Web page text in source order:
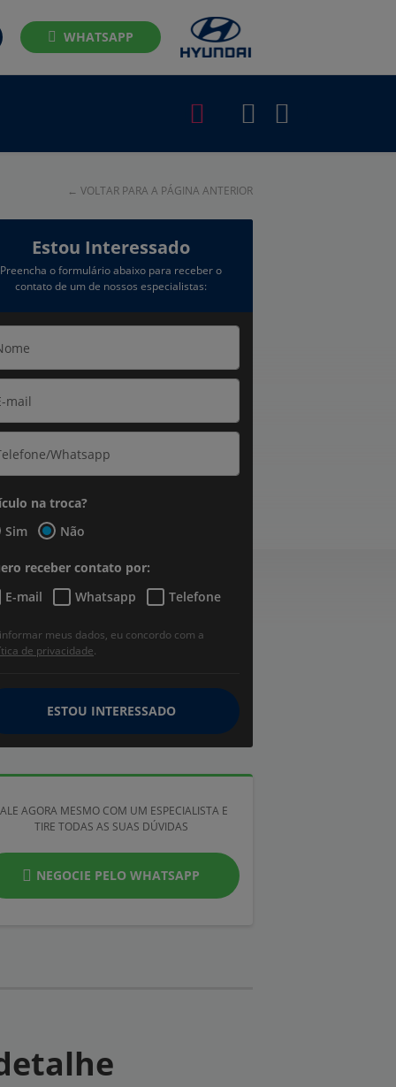
WHATSAPP
← VOLTAR PARA A PÁGINA ANTERIOR
Estou Interessado
Preencha o formulário abaixo para receber o
contato de um de nossos especialistas:
na troca?
Sim
Não
receber contato por:
E-mail
Whatsapp Telefone
meus dados, eu concordo com a
de privacidade.
ESTOU INTERESSADO
AGORA MESMO COM UM ESPECIALISTA E
TIRE TODAS AS SUAS DÚVIDAS
NEGOCIE PELO WHATSAPP